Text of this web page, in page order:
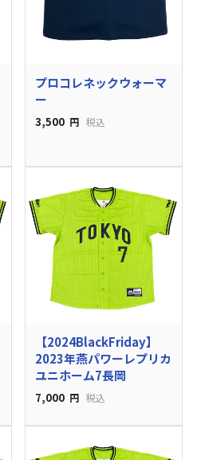
プロコレネックウォーマ
ー
3,500 円 税込
【2024BlackFriday】
2023年燕パワーレプリカ
ユニホーム7長岡
7,000 円 税込